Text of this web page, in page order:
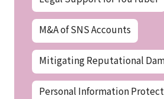
M&A of SNS Accounts
Mitigating Reputational
Personal Information